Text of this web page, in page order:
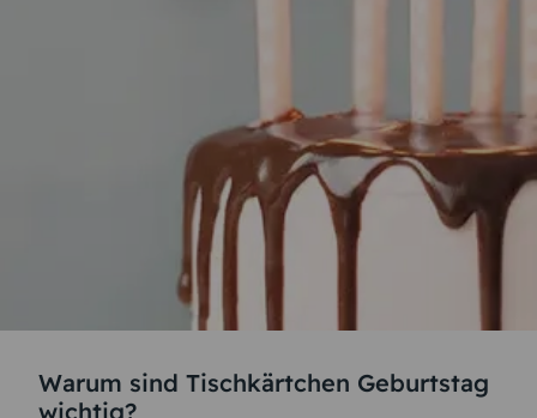
Warum sind Tischkärtchen Geburtstag
wichtig?